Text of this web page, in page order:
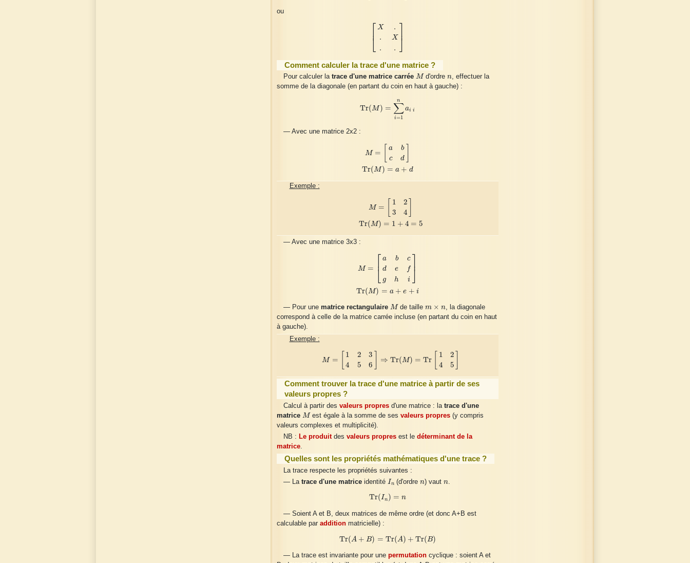
ou
⎡
⎢⎣
X
.
.
X
. .
⎤⎥
⎦
X.
Comment calculer la trace d'une matrice ?
Pour calculer la trace d'une matricecarrée M
M d'ordre n
n, effectuer la
somme de la diagonale (en partant du coin en haut à gauche) :
Tr(M) =
n
∑
i=1
ai i
=1
— Avec une matrice 2x2 :
M =
a
b
c
d
Tr(M) = a + d
]T ) =
Exemple :
M =
1
2
3
4
Tr( M) = 1 + 4 = 5
Tr (M =1
— Avec une matrice 3x3 :
M = ⎡
⎢⎣
a b
c
d
e
f
g
h i
⎤⎥
⎦
Tr(M) = a + e + i
fg r( =a
— Pour une matrice rectangulaire M
M de taille m × n
m×n
, la diagonale
correspond à celle de la matrice carrée incluse (en partant du coin en haut
à gauche).
Exemple :
M =
1 2
3
4
5 6
⇒ Tr(M) = Tr
1
2
4
5
M 12 456 5]
Comment trouver la trace d'une matrice à partir de ses
valeurs propres ?
Calcul à partir des valeurs propresd'une matrice : la trace d'une
matrice M
M est égale à la somme de sesvaleurs propres (y compris
valeurs complexes et multiplicité).
NB : Le produitdes valeurs propresest le déterminant de la
matrice.
Quelles sont les propriétés mathématiques d'une trace ?
La trace respecte les propriétés suivantes :
— La trace d'une matriceidentité In
In (d'ordren
n) vautn
n.
Tr(In ) = n
Tr(I n)
— Soient A et B, deux matrices de même ordre (et donc A+B est
calculable par addition matricielle) :
Tr( A + B) = Tr( A) + Tr(B)
T ( +B Tr A )+ r B)
— La trace est invariante pour une permutationcyclique : soient A et